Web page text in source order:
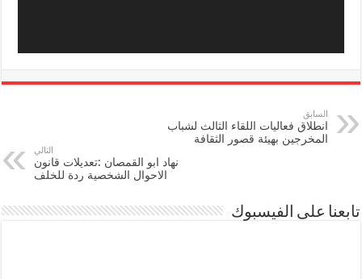
السابق
انطلاق فعاليات اللقاء الثالث لشباب
المخرجين بهيئة قصور الثقافة
التالي
نهاد ابو القمصان :تعديلات قانون
الاحوال الشخصية ردة للخلف
تابعنا على الفيسبوك